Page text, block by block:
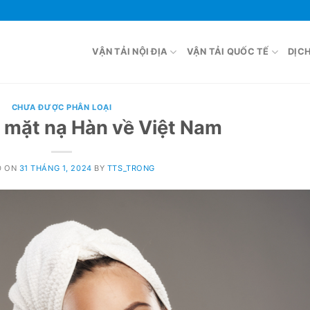
VẬN TẢI NỘI ĐỊA VẬN TẢI QUỐC TẾ
CHƯA ĐƯỢC PHÂN LOẠI
nạ Hàn về Việt Nam
ON 31 THÁNG 1, 2024 BY TTS_TRONG